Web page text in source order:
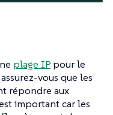
plage IP pour le
vous que les
répondre aux
important car les